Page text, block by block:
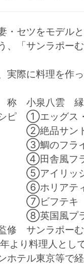
・セツをモデル
、「サンラポー
実際に料理を作
小泉八雲 縁(
ピ ①エッグス
サンドイ
ライと
フライ
ッシュギ
ティキ
キ むらく
プラムプ
修 サンラポー
より料理人とし
ホテル東京等で